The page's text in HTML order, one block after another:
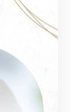
グラデー
ラルさを引
定期的に
に利用し
」「メイ